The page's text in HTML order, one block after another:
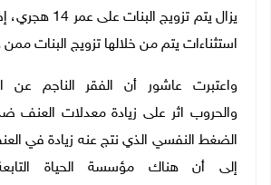
يزال يتم تزويج
استثناءات يتم من خلالها تزويج البنات
واعتبرت عاشور أن الفقر الناجم عن
والحروب اثر على زيادة معدلات العنف
الضغط النفسي الذي نتج عنه زيادة في
إلى أن هناك مؤسسة الحياة